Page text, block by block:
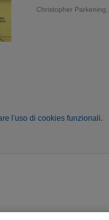
Christopher Parkening
l'uso di cookies funzionali.